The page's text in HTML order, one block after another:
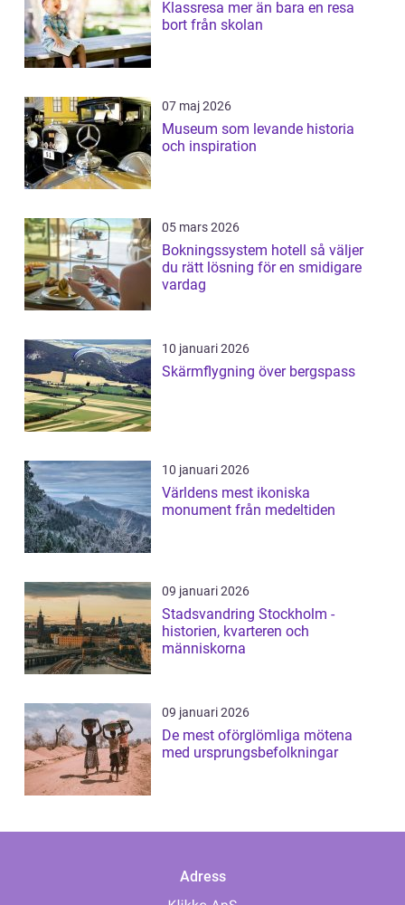
Klassresa mer än bara en resa
bort från skolan
07 maj 2026
Museum som levande historia
och inspiration
05 mars 2026
Bokningssystem hotell så väljer
du rätt lösning för en smidigare
vardag
10 januari 2026
Skärmflygning över bergspass
10 januari 2026
Världens mest ikoniska
monument från medeltiden
09 januari 2026
Stadsvandring Stockholm -
historien, kvarteren och
människorna
09 januari 2026
De mest oförglömliga mötena
med ursprungsbefolkningar
Adress